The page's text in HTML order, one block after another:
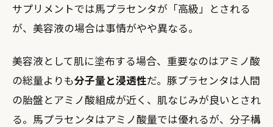
サプリメントでは馬プラセンタが「高級」とされる
が、美容液の場合は事情がやや異なる。
美容液として肌に塗布する場合、重要なのはアミノ酸
の総量よりも分子量と浸透性だ。豚プラセンタは人間
の胎盤とアミノ酸組成が近く、肌なじみが良いとされ
る。馬プラセンタはアミノ酸量では優れるが、分子構